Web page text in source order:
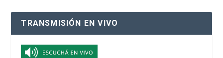
TRANSMISIÓN EN VIVO